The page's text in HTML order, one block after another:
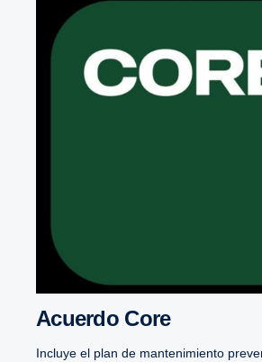
Acuerdo Core
Incluye el plan de mantenimiento